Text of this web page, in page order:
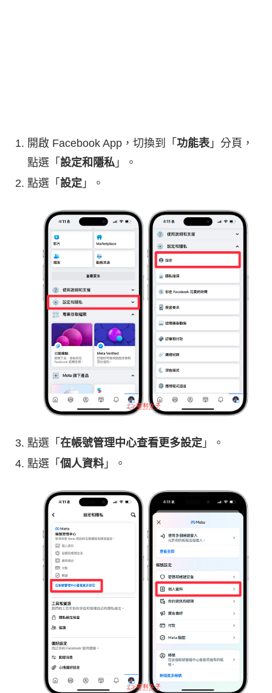
開啟 Facebook App，切換到「 功能表」分頁，
點選「 設定和隱私 」。
點選「 設定 」。
點選「 在帳號管理中心查看更多設定 」。
點選「 個人資料」。